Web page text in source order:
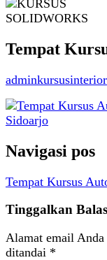
Tempat
adminkursusinterior
Navigasi pos
Tempat Kursus
Tinggalkan
Alamat email
ditandai *